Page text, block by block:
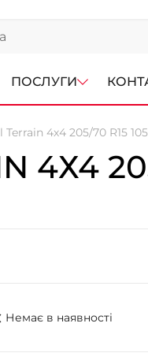
ПОСЛУГИ
4х4 205/70 R15
4Х4
Немає в наявності